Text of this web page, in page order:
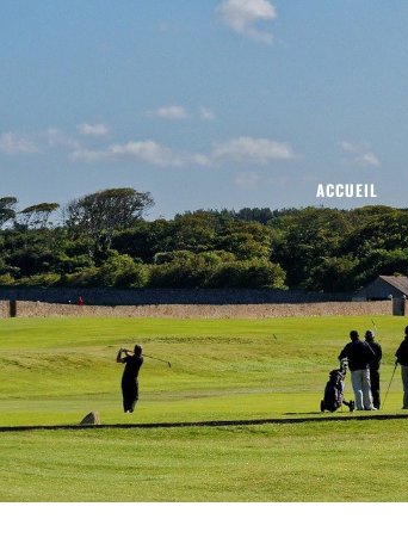
ACCUEIL